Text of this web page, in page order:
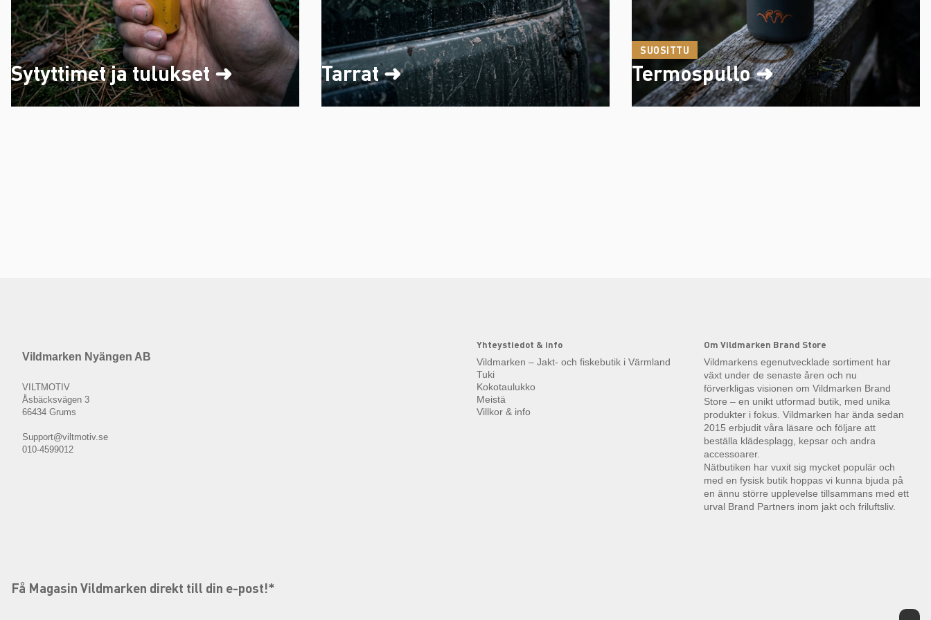
Sytyttimet ja tulukset ➜ Tarrat ➜
SUOSITTU
Termospullo ➜
Vildmarken Nyängen AB
VILTMOTIV
Åsbäcksvägen 3
66434 Grums
Support@viltmotiv.se
010-4599012
Yhteystiedot & info
Vildmarken – Jakt- och fiskebutik i Värmland
Tuki
Kokotaulukko
Meistä
Villkor & info
Om Vildmarken Brand Store
Vildmarkens egenutvecklade sortiment har
växt under de senaste åren och nu
förverkligas visionen om Vildmarken Brand
Store – en unikt utformad butik, med unika
produkter i fokus. Vildmarken har ända sedan
2015 erbjudit våra läsare och följare att
beställa klädesplagg, kepsar och andra
accessoarer.
Nätbutiken har vuxit sig mycket populär och
med en fysisk butik hoppas vi kunna bjuda på
en ännu större upplevelse tillsammans med ett
urval Brand Partners inom jakt och friluftsliv.
Få Magasin Vildmarken direkt till din e-post!*